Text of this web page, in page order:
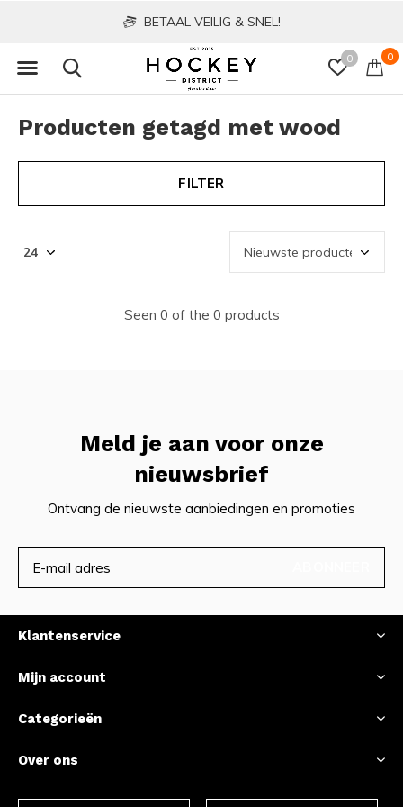
0 0
BETAAL VEILIG & SNEL!
Producten getagd met wood
FILTER
Seen 0 of the 0 products
Meld je aan voor onze
nieuwsbrief
Ontvang de nieuwste aanbiedingen en promoties
Klantenservice
Mijn account
Categorieën
Over ons